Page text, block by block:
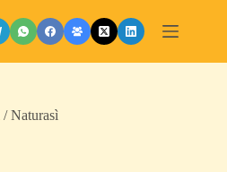
/Naturasì